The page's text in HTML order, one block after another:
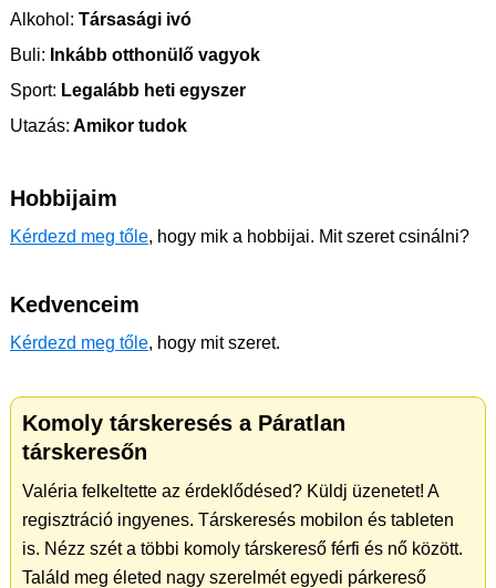
Alkohol: Társasági ivó
Buli: Inkább otthonülő vagyok
Sport: Legalább heti egyszer
Utazás: Amikor tudok
Hobbijaim
Kérdezd meg tőle, hogy mik a hobbijai. Mit szeret csinálni?
Kedvenceim
Kérdezd meg tőle, hogy mit szeret.
Komoly társkeresés a Páratlan
társkeresőn
Valéria felkeltette az érdeklődésed? Küldj üzenetet! A
regisztráció ingyenes. Társkeresés mobilon és tableten
is. Nézz szét a többi komoly társkereső férfi és nő között.
Találd meg életed nagy szerelmét egyedi párkereső